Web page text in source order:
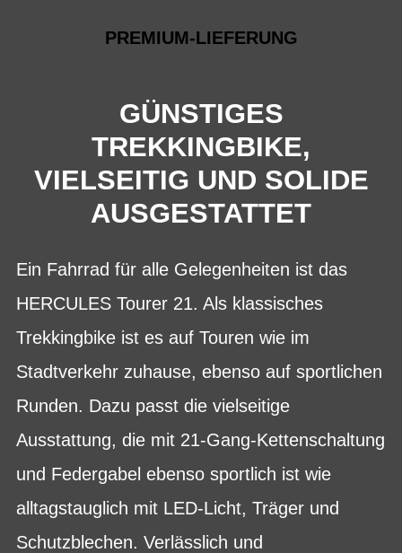
PREMIUM-LIEFERUNG
GÜNSTIGES
TREKKINGBIKE,
VIELSEITIG UND SOLIDE
AUSGESTATTET
Ein Fahrrad für alle Gelegenheiten ist das
HERCULES Tourer 21. Als klassisches
Trekkingbike ist es auf Touren wie im
Stadtverkehr zuhause, ebenso auf sportlichen
Runden. Dazu passt die vielseitige
Ausstattung, die mit 21-Gang-Kettenschaltung
und Federgabel ebenso sportlich ist wie
alltagstauglich mit LED-Licht, Träger und
Schutzblechen. Verlässlich und